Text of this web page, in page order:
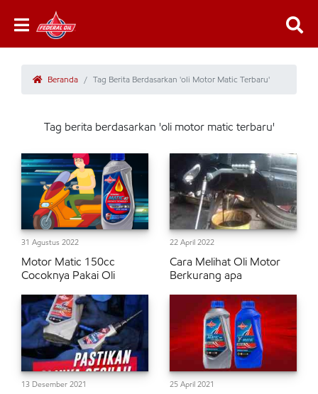
Beranda Tag Berita Berdasarkan 'oli Motor Matic Terbaru'
Tag berita berdasarkan 'oli motor matic terbaru'
31 Agustus 2022
Motor Matic 150cc
Cocoknya Pakai Oli
22 April 2022
Cara Melihat Oli Motor
Berkurang apa
13 Desember 2021 25 April 2021